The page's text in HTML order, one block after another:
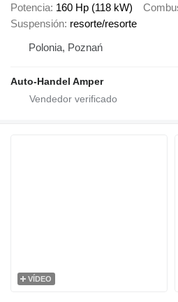
Potencia 160 Hp (118 kW)
Suspensión resorte/resorte
Polonia, Poznań
Auto-Handel Amper
VÍDEO